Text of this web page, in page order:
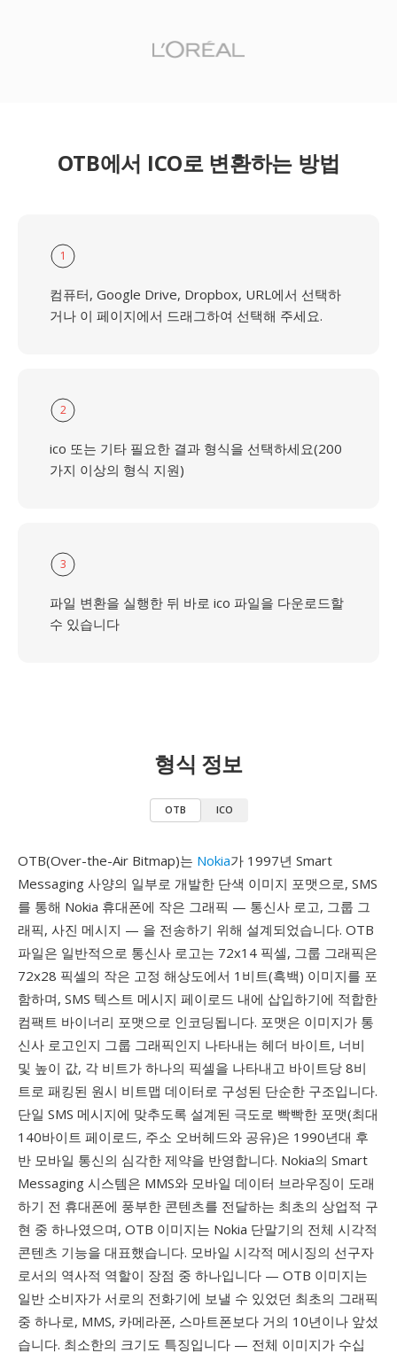
OTB에서 ICO로 변환하는 방법
1
컴퓨터, Google Drive, Dropbox, URL에서 선택하
거나 이 페이지에서 드래그하여 선택해 주세요.
2
ico 또는 기타 필요한 결과 형식을 선택하세요(200
가지 이상의 형식 지원)
3
파일 변환을 실행한 뒤 바로 ico 파일을 다운로드할
수 있습니다
형식 정보
OTB ICO
OTB(Over-the-Air Bitmap)는 Nokia가 1997년 Smart
Messaging 사양의 일부로 개발한 단색 이미지 포맷으로, SMS
를 통해 Nokia 휴대폰에 작은 그래픽 — 통신사 로고, 그룹 그
래픽, 사진 메시지 — 을 전송하기 위해 설계되었습니다. OTB
파일은 일반적으로 통신사 로고는 72x14 픽셀, 그룹 그래픽은
72x28 픽셀의 작은 고정 해상도에서 1비트(흑백) 이미지를 포
함하며, SMS 텍스트 메시지 페이로드 내에 삽입하기에 적합한
컴팩트 바이너리 포맷으로 인코딩됩니다. 포맷은 이미지가 통
신사 로고인지 그룹 그래픽인지 나타내는 헤더 바이트, 너비
및 높이 값, 각 비트가 하나의 픽셀을 나타내고 바이트당 8비
트로 패킹된 원시 비트맵 데이터로 구성된 단순한 구조입니다.
단일 SMS 메시지에 맞추도록 설계된 극도로 빡빡한 포맷(최대
140바이트 페이로드, 주소 오버헤드와 공유)은 1990년대 후
반 모바일 통신의 심각한 제약을 반영합니다. Nokia의 Smart
Messaging 시스템은 MMS와 모바일 데이터 브라우징이 도래
하기 전 휴대폰에 풍부한 콘텐츠를 전달하는 최초의 상업적 구
현 중 하나였으며, OTB 이미지는 Nokia 단말기의 전체 시각적
콘텐츠 기능을 대표했습니다. 모바일 시각적 메시징의 선구자
로서의 역사적 역할이 장점 중 하나입니다 — OTB 이미지는
일반 소비자가 서로의 전화기에 보낼 수 있었던 최초의 그래픽
중 하나로, MMS, 카메라폰, 스마트폰보다 거의 10년이나 앞섰
습니다. 최소한의 크기도 특징입니다 — 전체 이미지가 수십